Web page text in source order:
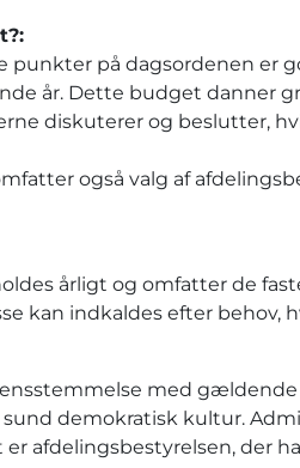
punkter på dagsordenen er
år. Dette budget danner
diskuterer og beslutter,
også valg af
årligt og omfatter de
kan indkaldes efter
med
demokratisk kultur.
afdelingsbestyrelsen, der